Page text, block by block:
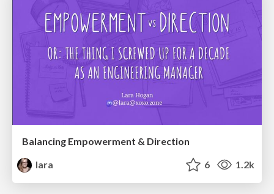
Balancing Empowerment & Direction
lara
6 1.2k